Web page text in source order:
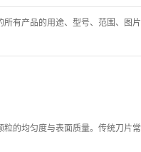
所有产品的用途、型号、范围、图
的均匀度与表面质量。传统刀